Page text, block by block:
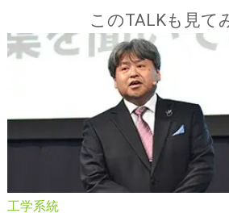
このTALKも見て
工学系統